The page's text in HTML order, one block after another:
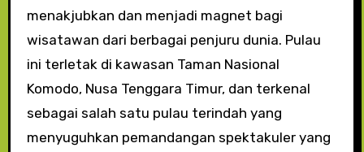
menakjubkan dan menjadi magnet bagi
wisatawan dari berbagai penjuru dunia. Pulau
ini terletak di kawasan Taman Nasional
Komodo, Nusa Tenggara Timur, dan terkenal
sebagai salah satu pulau terindah yang
menyuguhkan pemandangan spektakuler yang